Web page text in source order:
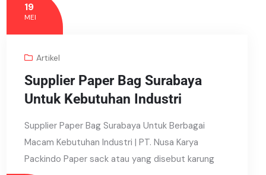
19
MEI
Artikel
Supplier Paper Bag Surabaya
Untuk Kebutuhan Industri
Supplier Paper Bag Surabaya Untuk Berbagai
Macam Kebutuhan Industri | PT. Nusa Karya
Packindo Paper sack atau yang disebut karung